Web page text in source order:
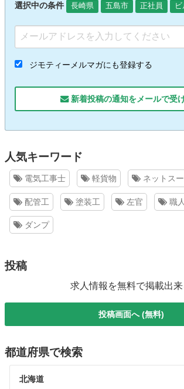
選択中の条件 長崎県 五島市 正社員
ジモティーメルマガにも登録する
新着投稿の通知をメールで受
人気キーワード
電気工事士 軽貨物 ネットス
配管工 塗装工 左官 職人
ダンプ
投稿
求人情報を無料で掲載出来
投稿画面へ (無料)
都道府県で検索
北海道